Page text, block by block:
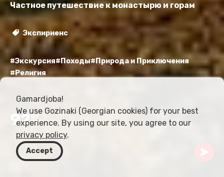
Частное путешествие к монастырю и горам
Экспириенс
#Экскурсия#Походы#Природа и Приключения
#Религия
92 От
USD
Gamardjoba!
We use Gozinaki (Georgian cookies) for your best
experience. By using our site, you agree to our
privacy policy.
Accept